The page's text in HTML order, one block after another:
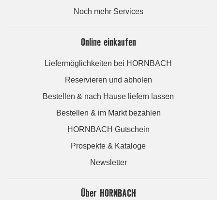
Noch mehr Services
Online einkaufen
Liefermöglichkeiten bei HORNBACH
Reservieren und abholen
Bestellen & nach Hause liefern lassen
Bestellen & im Markt bezahlen
HORNBACH Gutschein
Prospekte & Kataloge
Newsletter
Über HORNBACH